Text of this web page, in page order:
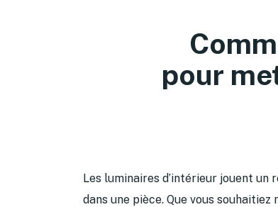
pour
Les luminaires d’intérieur jouent un
dans une pièce. Que vous